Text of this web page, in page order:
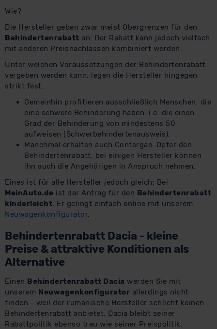
Wie?
Die Hersteller geben zwar meist Obergrenzen für den
Behindertenrabatt an. Der Rabatt kann jedoch vielfach
mit anderen Preisnachlässen kombiniert werden.
Unter welchen Voraussetzungen der Behindertenrabatt
vergeben werden kann, legen die Hersteller hingegen
strikt fest.
Gemeinhin profitieren ausschließlich Menschen, die
eine schwere Behinderung haben: i.e. die einen
Grad der Behinderung von mindestens 50
aufweisen (Schwerbehindertenausweis).
Manchmal erhalten auch Contergan-Opfer den
Behindertenrabatt, bei einigen Hersteller können
ihn auch die Angehörigen in Anspruch nehmen.
Eines ist für alle Hersteller jedoch gleich: Bei
MeinAuto.de ist der Antrag für den Behindertenrabatt
kinderleicht. Er gelingt einfach online mit unserem
Neuwagenkonfigurator.
Behindertenrabatt Dacia - kleine
Preise & attraktive Konditionen als
Alternative
Einen Behindertenrabatt Dacia werden Sie mit
unserem Neuwagenkonfigurator allerdings nicht
finden - weil der rumänische Hersteller schlicht keinen
Behindertenrabatt anbietet. Dacia bleibt seiner
Rabattpolitik ebenso treu wie seiner Preispolitik.